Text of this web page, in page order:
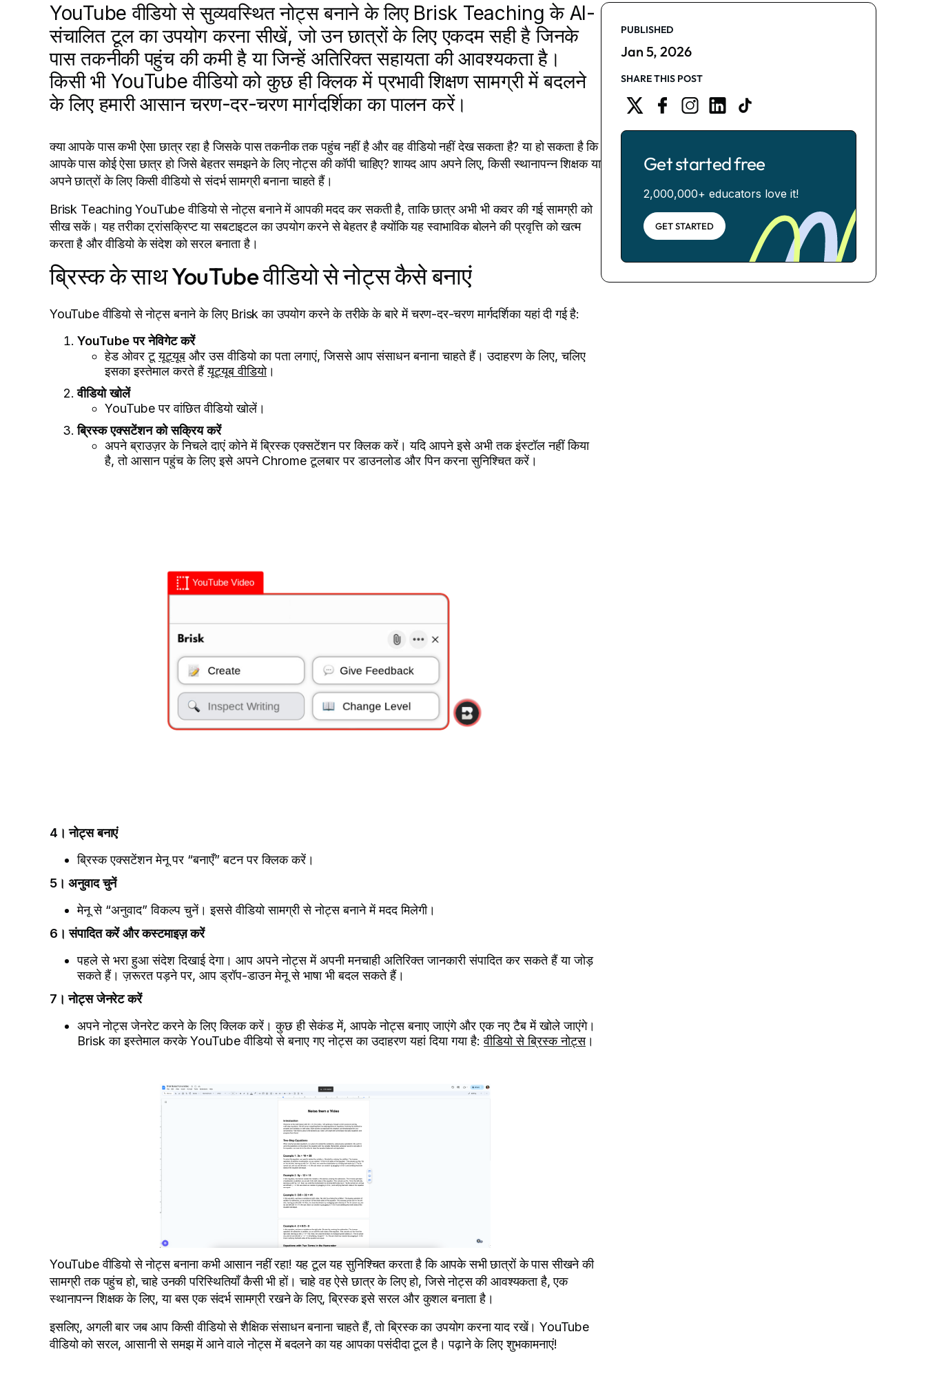
YouTube वीडियो से सुव्यवस्थित नोट्स बनाने के लिए Brisk Teaching के AI-
संचालित टूल का उपयोग करना सीखें, जो उन छात्रों के लिए एकदम सही है जिनके
पास तकनीकी पहुंच की कमी है या जिन्हें अतिरिक्त सहायता की आवश्यकता है।
किसी भी YouTube वीडियो को कुछ ही क्लिक में प्रभावी शिक्षण सामग्री में बदलने
के लिए हमारी आसान चरण-दर-चरण मार्गदर्शिका का पालन करें।
क्या आपके पास कभी ऐसा छात्र रहा है जिसके पास तकनीक तक पहुंच नहीं है और वह वीडियो नहीं देख सकता है? या हो सकता है कि
आपके पास कोई ऐसा छात्र हो जिसे बेहतर समझने के लिए नोट्स की कॉपी चाहिए? शायद आप अपने लिए, किसी स्थानापन्न शिक्षक या
अपने छात्रों के लिए किसी वीडियो से संदर्भ सामग्री बनाना चाहते हैं।
Brisk Teaching YouTube वीडियो से नोट्स बनाने में आपकी मदद कर सकती है, ताकि छात्र अभी भी कवर की गई सामग्री को
सीख सकें। यह तरीका ट्रांसक्रिप्ट या सबटाइटल का उपयोग करने से बेहतर है क्योंकि यह स्वाभाविक बोलने की प्रवृत्ति को खत्म
करता है और वीडियो के संदेश को सरल बनाता है।
ब्रिस्क के साथ YouTube वीडियो से नोट्स कैसे बनाएं
YouTube वीडियो से नोट्स बनाने के लिए Brisk का उपयोग करने के तरीके के बारे में चरण-दर-चरण मार्गदर्शिका यहां दी गई है:
YouTube पर नेविगेट करें
हेड ओवर टूयूट्यूब और उस वीडियो का पता लगाएं, जिससे आप संसाधन बनाना चाहते हैं। उदाहरण के लिए, चलिए
इसका इस्तेमाल करते हैंयूट्यूब वीडियो।
वीडियो खोलें
YouTube पर वांछित वीडियो खोलें।
ब्रिस्क एक्सटेंशन को सक्रिय करें
अपने ब्राउज़र के निचले दाएं कोने में ब्रिस्क एक्सटेंशन पर क्लिक करें। यदि आपने इसे अभी तक इंस्टॉल नहीं किया
है, तो आसान पहुंच के लिए इसे अपने Chrome टूलबार पर डाउनलोड और पिन करना सुनिश्चित करें।
4। नोट्स बनाएं
ब्रिस्क एक्सटेंशन मेनू पर “बनाएँ” बटन पर क्लिक करें।
5। अनुवाद चुनें
मेनू से “अनुवाद” विकल्प चुनें। इससे वीडियो सामग्री से नोट्स बनाने में मदद मिलेगी।
6। संपादित करें और कस्टमाइज़ करें
पहले से भरा हुआ संदेश दिखाई देगा। आप अपने नोट्स में अपनी मनचाही अतिरिक्त जानकारी संपादित कर सकते हैं या जोड़
सकते हैं। ज़रूरत पड़ने पर, आप ड्रॉप-डाउन मेनू से भाषा भी बदल सकते हैं।
7। नोट्स जेनरेट करें
अपने नोट्स जेनरेट करने के लिए क्लिक करें। कुछ ही सेकंड में, आपके नोट्स बनाए जाएंगे और एक नए टैब में खोले जाएंगे।
Brisk का इस्तेमाल करके YouTube वीडियो से बनाए गए नोट्स का उदाहरण यहां दिया गया है:वीडियो से ब्रिस्क नोट्स।
YouTube वीडियो से नोट्स बनाना कभी आसान नहीं रहा! यह टूल यह सुनिश्चित करता है कि आपके सभी छात्रों के पास सीखने की
सामग्री तक पहुंच हो, चाहे उनकी परिस्थितियाँ कैसी भी हों। चाहे वह ऐसे छात्र के लिए हो, जिसे नोट्स की आवश्यकता है, एक
स्थानापन्न शिक्षक के लिए, या बस एक संदर्भ सामग्री रखने के लिए, ब्रिस्क इसे सरल और कुशल बनाता है।
इसलिए, अगली बार जब आप किसी वीडियो से शैक्षिक संसाधन बनाना चाहते हैं, तो ब्रिस्क का उपयोग करना याद रखें। YouTube
वीडियो को सरल, आसानी से समझ में आने वाले नोट्स में बदलने का यह आपका पसंदीदा टूल है। पढ़ाने के लिए शुभकामनाएं!
PUBLISHED
Jan 5, 2026
SHARE THIS POST
Get started free
2,000,000+ educators love it!
GET STARTED